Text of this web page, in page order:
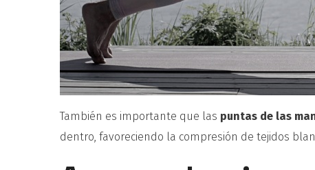
También es importante que las puntas de las
dentro, favoreciendo la compresión de tejidos